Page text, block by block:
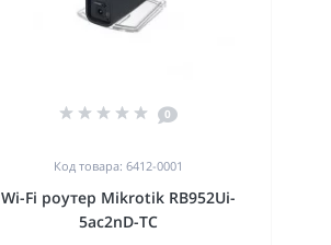
0
Код товара: 6412-0001
Wi-Fi роутер Mikrotik RB952Ui-
5ac2nD-TC